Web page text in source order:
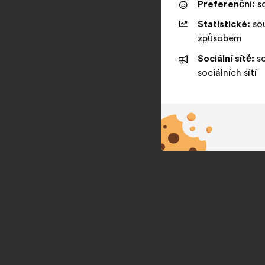
Preferenční:
Statistické:
způsobem
Sociální sítě:
sociálních sítí